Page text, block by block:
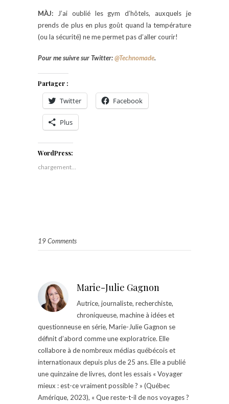
MÀJ: J’ai oublié les gym d’hôtels, auxquels je
prends de plus en plus goût quand la température
(ou la sécurité) ne me permet pas d’aller courir!
Pour me suivre sur Twitter:@Technomade.
Partager :
Twitter Facebook
Plus
WordPress:
chargement…
19 Comments
Marie-Julie Gagnon
Autrice, journaliste, recherchiste,
chroniqueuse, machine à idées et
questionneuse en série, Marie-Julie Gagnon se
définit d’abord comme une exploratrice. Elle
collabore à de nombreux médias québécois et
internationaux depuis plus de 25 ans. Elle a publié
une quinzaine de livres, dont les essais « Voyager
mieux : est-ce vraiment possible ? » (Québec
Amérique, 2023), « Que reste-t-il de nos voyages ?